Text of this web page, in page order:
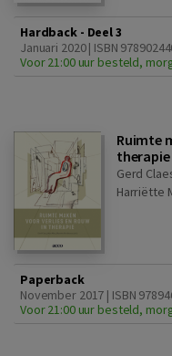
Hardback - Deel 3
Januari 2020 | ISBN
Voor 21:00 uur besteld,
Ruimte
therapie
Gerd
Harriëtte
Paperback
November 2017 | ISBN
Voor 21:00 uur besteld,